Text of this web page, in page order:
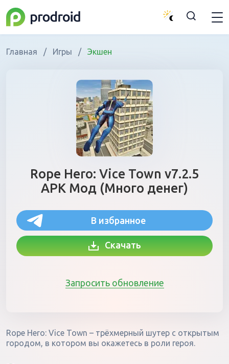
Главная / Игры / Экшен
Rope Hero: Vice Town v7.2.5
APK Мод (Много денег)
В избранное
Скачать
Запросить обновление
Rope Hero: Vice Town – трёхмерный шутер с открытым
городом, в котором вы окажетесь в роли героя.